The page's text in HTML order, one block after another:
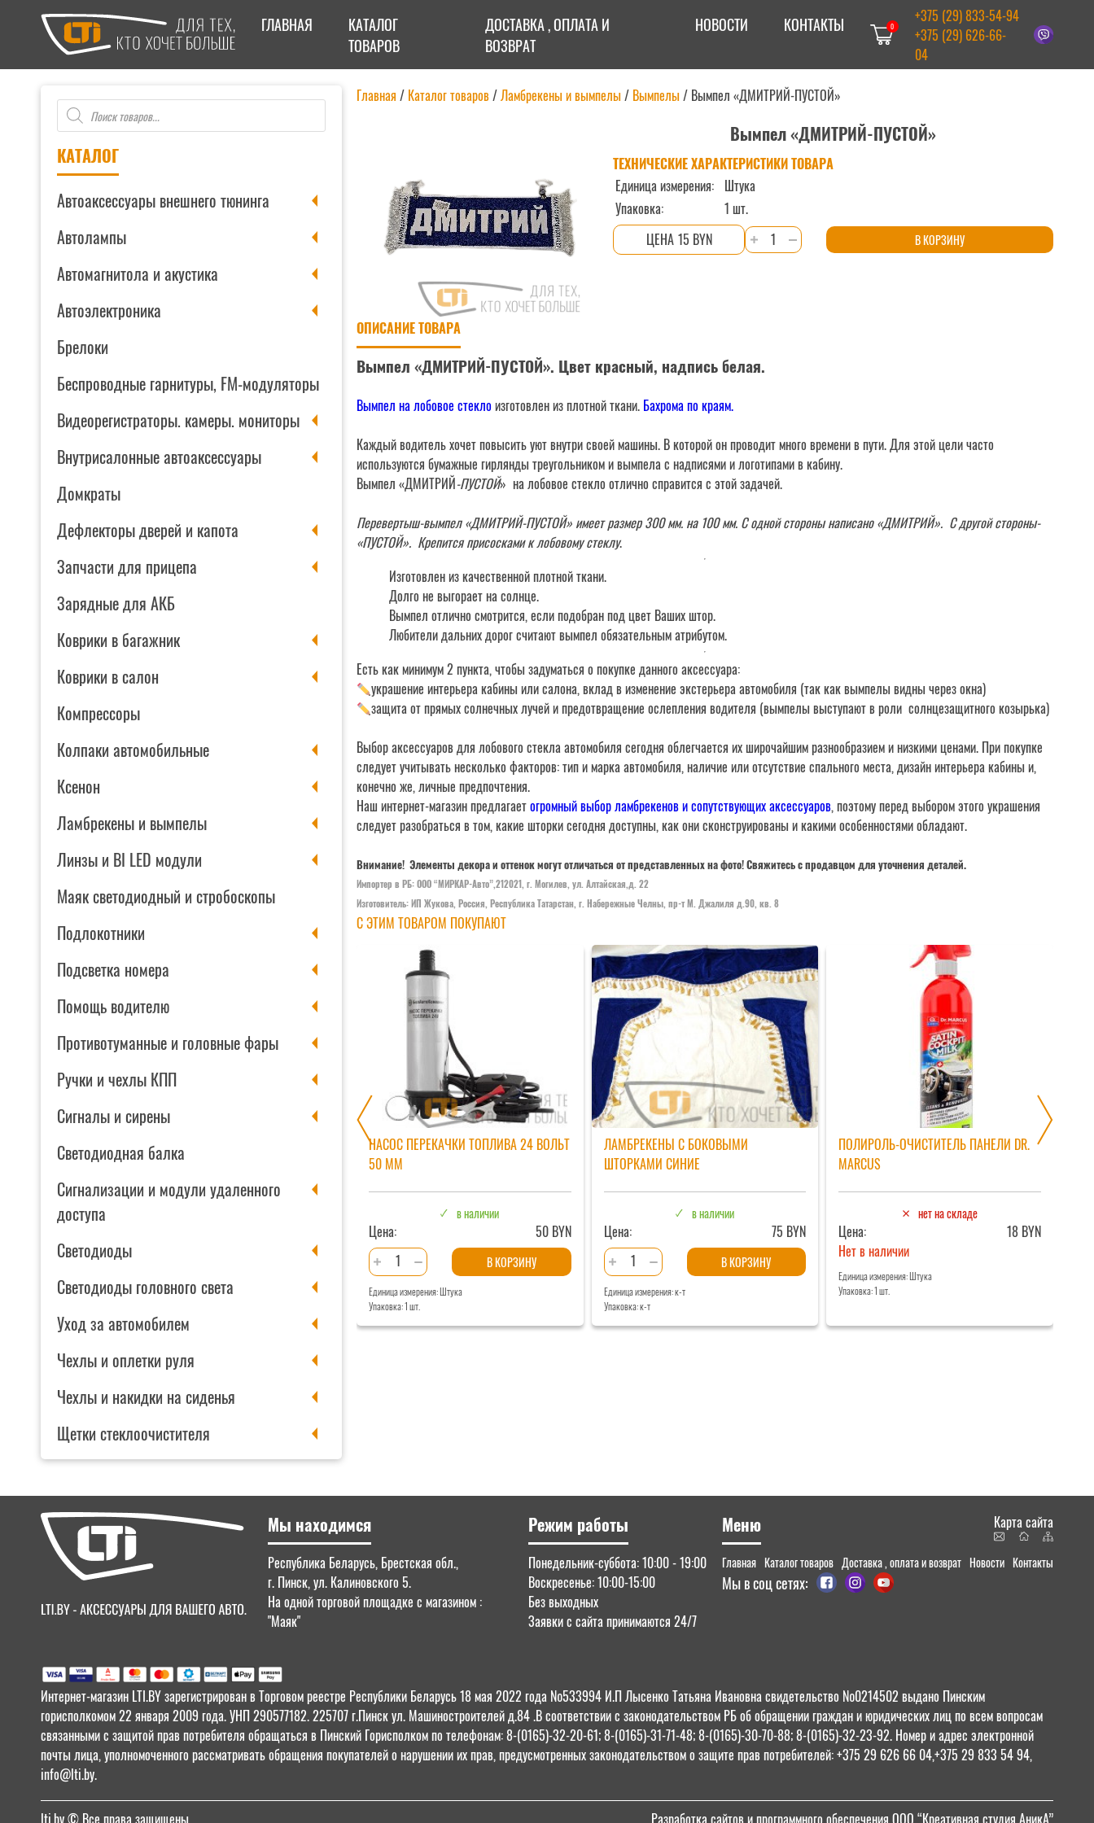
ГЛАВНАЯ
КАТАЛОГ
ТОВАРОВ
ДОСТАВКА , ОПЛАТА И
ВОЗВРАТ
НОВОСТИ КОНТАКТЫ 0
+375 (29) 833-54-94
+375 (29) 626-66-
04
Поиск
товаров
КАТАЛОГ
Автоаксессуары внешнего тюнинга
Автолампы
Автомагнитола и акустика
Автоэлектроника
Брелоки
Беспроводные гарнитуры, FM-модуляторы
Видеорегистраторы. камеры. мониторы
Внутрисалонные автоаксессуары
Домкраты
Дефлекторы дверей и капота
Запчасти для прицепа
Зарядные для АКБ
Коврики в багажник
Коврики в салон
Компрессоры
Колпаки автомобильные
Ксенон
Ламбрекены и вымпелы
Линзы и BI LED модули
Маяк светодиодный и стробоскопы
Подлокотники
Подсветка номера
Помощь водителю
Противотуманные и головные фары
Ручки и чехлы КПП
Сигналы и сирены
Светодиодная балка
Сигнализации и модули удаленного
доступа
Светодиоды
Светодиоды головного света
Уход за автомобилем
Чехлы и оплетки руля
Чехлы и накидки на сиденья
Щетки стеклоочистителя
Главная / Каталог товаров/Ламбрекены и вымпелы/ Вымпелы/ Вымпел «ДМИТРИЙ-ПУСТОЙ»
Вымпел «ДМИТРИЙ-ПУСТОЙ»
ТЕХНИЧЕСКИЕ ХАРАКТЕРИСТИКИ ТОВАРА
Единица измерения: Штука
Упаковка:
1 шт.
15 BYN
Количество
товара
В КОРЗИНУ
ОПИСАНИЕ ТОВАРА
Вымпел «ДМИТРИЙ-ПУСТОЙ». Цвет красный, надпись белая.
Вымпел на лобовое стеклоизготовлен из плотной ткани. Бахрома по краям.
Каждый водитель хочет повысить уют внутри своей машины. В которой он проводит много времени в пути. Для этой цели часто
используются бумажные гирлянды треугольником и вымпела с надписями и логотипами в кабину.
Вымпел «ДМИТРИЙ-ПУСТОЙ» на лобовое стекло отлично справится с этой задачей.
Перевертыш-вымпел «ДМИТРИЙ-ПУСТОЙ» имеет размер 300 мм. на 100 мм. С одной стороны написано «ДМИТРИЙ». С другой стороны-
«ПУСТОЙ». Крепится присосками к лобовому стеклу.
Изготовлен из качественной плотной ткани.
Долго не выгорает на солнце.
Вымпел отлично смотрится, если подобран под цвет Ваших штор.
Любители дальних дорог считают вымпел обязательным атрибутом.
Есть как минимум 2 пункта, чтобы задуматься о покупке данного аксессуара:
украшение интерьера кабины или салона, вклад в изменение экстерьера автомобиля (так как вымпелы видны через окна)
защита от прямых солнечных лучей и предотвращение ослепления водителя (вымпелы выступают в роли солнцезащитного козырька)
Выбор аксессуаров для лобового стекла автомобиля сегодня облегчается их широчайшим разнообразием и низкими ценами. При покупке
следует учитывать несколько факторов: тип и марка автомобиля, наличие или отсутствие спального места, дизайн интерьера кабины и,
конечно же, личные предпочтения.
Наш интернет-магазин предлагаетогромный выбор ламбрекенов и сопутствующих аксессуаров, поэтому перед выбором этого украшения
следует разобраться в том, какие шторки сегодня доступны, как они сконструированы и какими особенностями обладают.
Внимание! Элементы декора и оттенок могут отличаться от представленных на фото! Свяжитесь с продавцом для уточнения деталей.
Импортер в РБ: ООО “МИРКАР-Авто”,212021, г. Могилев, ул. Алтайская,д. 22
Изготовитель: ИП Жукова, Россия, Республика Татарстан, г. Набережные Челны, пр-т М. Джалиля д.90, кв. 8
С ЭТИМ ТОВАРОМ ПОКУПАЮТ
В КОРЗИНУ
ПОЛИРОЛЬ-ОЧИСТИТЕЛЬ ПАНЕЛИ DR.
MARCUS
Упаковка: 1 шт.
НАСОС ПЕРЕКАЧКИ ТОПЛИВА 24 ВОЛЬТ
50 ММ
в наличии
Цена:
50 BYN
Количество
товара
Насос
перекачки
топлива
В КОРЗИНУ
Единица измерения: Штука
Упаковка: 1 шт.
ЛАМБРЕКЕНЫ С БОКОВЫМИ
ШТОРКАМИ СИНИЕ
в наличии
Цена:
75 BYN
Количество
товара
Ламбрекены
с
боковыми
В КОРЗИНУ
Единица измерения: к-т
Упаковка: к-т
ПОЛИРОЛЬ-ОЧИСТИТЕЛЬ ПАНЕЛИ DR.
MARCUS
нет на складе
Цена:
18 BYN
Нет в наличии
Единица измерения: Штука
Упаковка: 1 шт.
Мы находимся
Республика Беларусь, Брестская обл.,
г. Пинск, ул. Калиновского 5.
На одной торговой площадке с магазином :
"Маяк"
Режим работы
Понедельник-суббота: 10:00 - 19:00
Воскресенье: 10:00-15:00
Без выходных
Заявки с сайта принимаются 24/7
Меню
Главная Каталог товаров Доставка , оплата и возврат Новости Контакты
Мы в соц сетях:
Карта сайта
Интернет-магазин LTI.BY зарегистрирован в Торговом реестре Республики Беларусь 18 мая 2022 года №533994 И.П Лысенко Татьяна Ивановна свидетельство №0214502 выдано Пинским
горисполкомом 22 января 2009 года. УНП 290577182. 225707 г.Пинск ул. Машиностроителей д.84 .В соответствии с законодательством РБ об обращении граждан и юридических лиц по всем вопросам
связанными с защитой прав потребителя обращаться в Пинский Горисполком по телефонам: 8-(0165)-32-20-61; 8-(0165)-31-71-48; 8-(0165)-30-70-88; 8-(0165)-32-23-92. Номер и адрес электронной
почты лица, уполномоченного рассматривать обращения покупателей о нарушении их прав, предусмотренных законодательством о защите прав потребителей: +375 29 626 66 04,+375 29 833 54 94,
info@lti.by.
lti.by© Все права защищены Разработка сайтов и программного обеспечения ООО “Креативная студия АникА”